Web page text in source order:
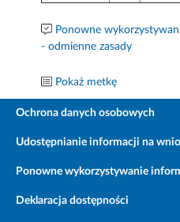
Ponowne
- odmienne zasady
Pokaż metkę
Ochrona danych osobowych
Udostępnianie informacji na
Ponowne wykorzystywanie
Deklaracja dostępności